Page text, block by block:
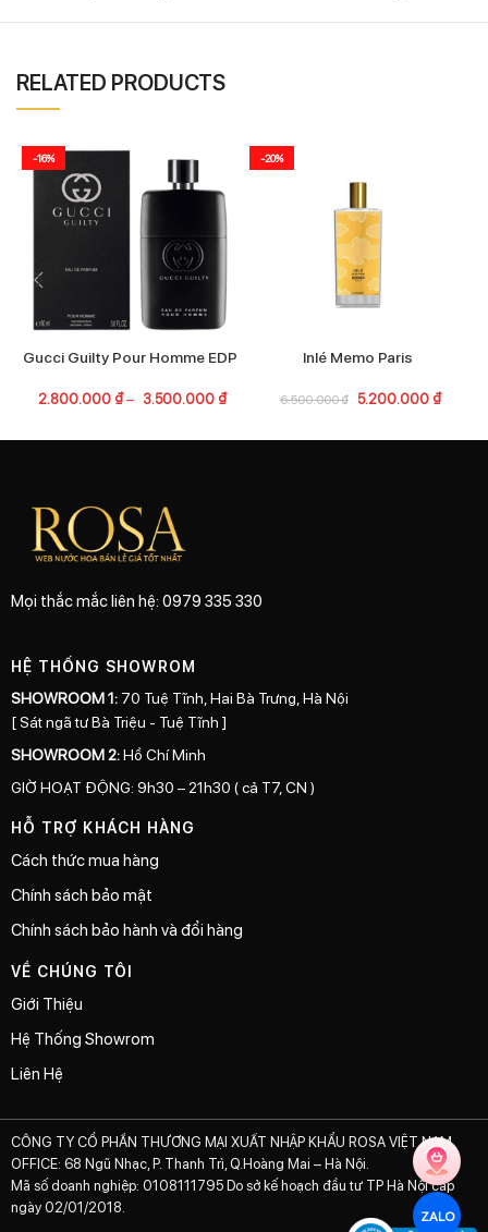
ZALO
RELATED PRODUCTS
-16%
Gucci Guilty Pour Homme EDP
2.800.000 ₫– 3.500.000 ₫
-20%
Inlé Memo Paris
6.500.000₫ 5.200.000 ₫
Mọi thắc mắc liên hệ: 0979 335 330
HỆ THỐNG SHOWROM
SHOWROOM 1: 70 Tuệ Tĩnh, Hai Bà Trưng, Hà Nội
[ Sát ngã tư Bà Triệu - Tuệ Tĩnh ]
SHOWROOM 2:Hồ Chí Minh
GIỜ HOẠT ĐỘNG: 9h30 – 21h30 ( cả T7, CN )
HỖ TRỢ KHÁCH HÀNG
Cách thức mua hàng
Chính sách bảo mật
Chính sách bảo hành và đổi hàng
VỀ CHÚNG TÔI
Giới Thiệu
Hệ Thống Showrom
Liên Hệ
CÔNG TY CỔ PHẦN THƯƠNG MẠI XUẤT NHẬP KHẨU ROSA VIỆT NAM
OFFICE: 68 Ngũ Nhạc, P. Thanh Trì, Q.Hoàng Mai – Hà Nội.
Mã số doanh nghiệp: 0108111795 Do sở kế hoạch đầu tư TP Hà Nội cấp
ngày 02/01/2018.